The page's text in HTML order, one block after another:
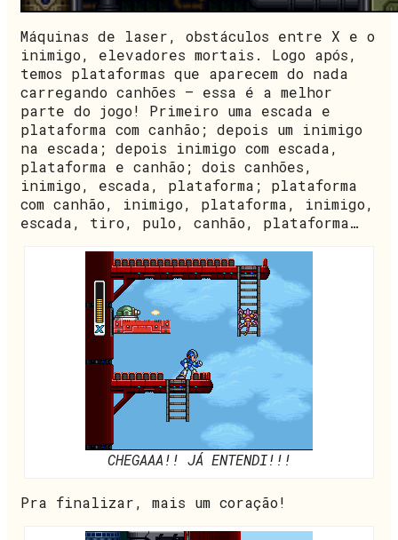
Máquinas de laser, obstáculos entre X e o
inimigo, elevadores mortais. Logo após,
temos plataformas que aparecem do nada
carregando canhões – essa é a melhor
parte do jogo! Primeiro uma escada e
plataforma com canhão; depois um inimigo
na escada; depois inimigo com escada,
plataforma e canhão; dois canhões,
inimigo, escada, plataforma; plataforma
com canhão, inimigo, plataforma, inimigo,
escada, tiro, pulo, canhão, plataforma…
CHEGAAA!! JÁ ENTENDI!!!
Pra finalizar, mais um coração!